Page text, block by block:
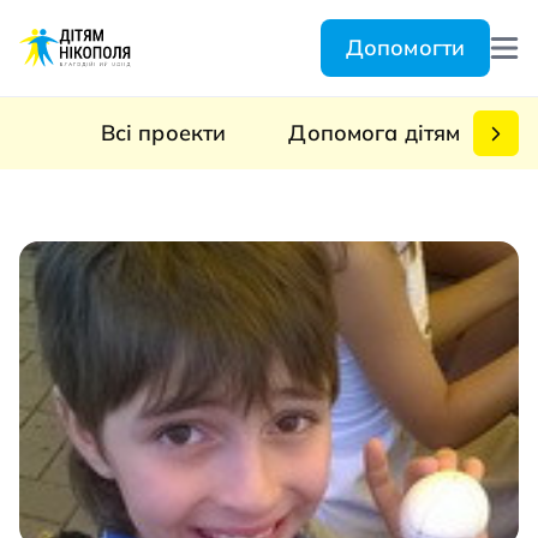
Допомогти
Всі проекти Допомога дітям